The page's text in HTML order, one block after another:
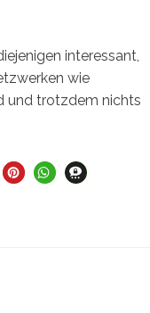
interessant,
wie
und trotzdem nichts